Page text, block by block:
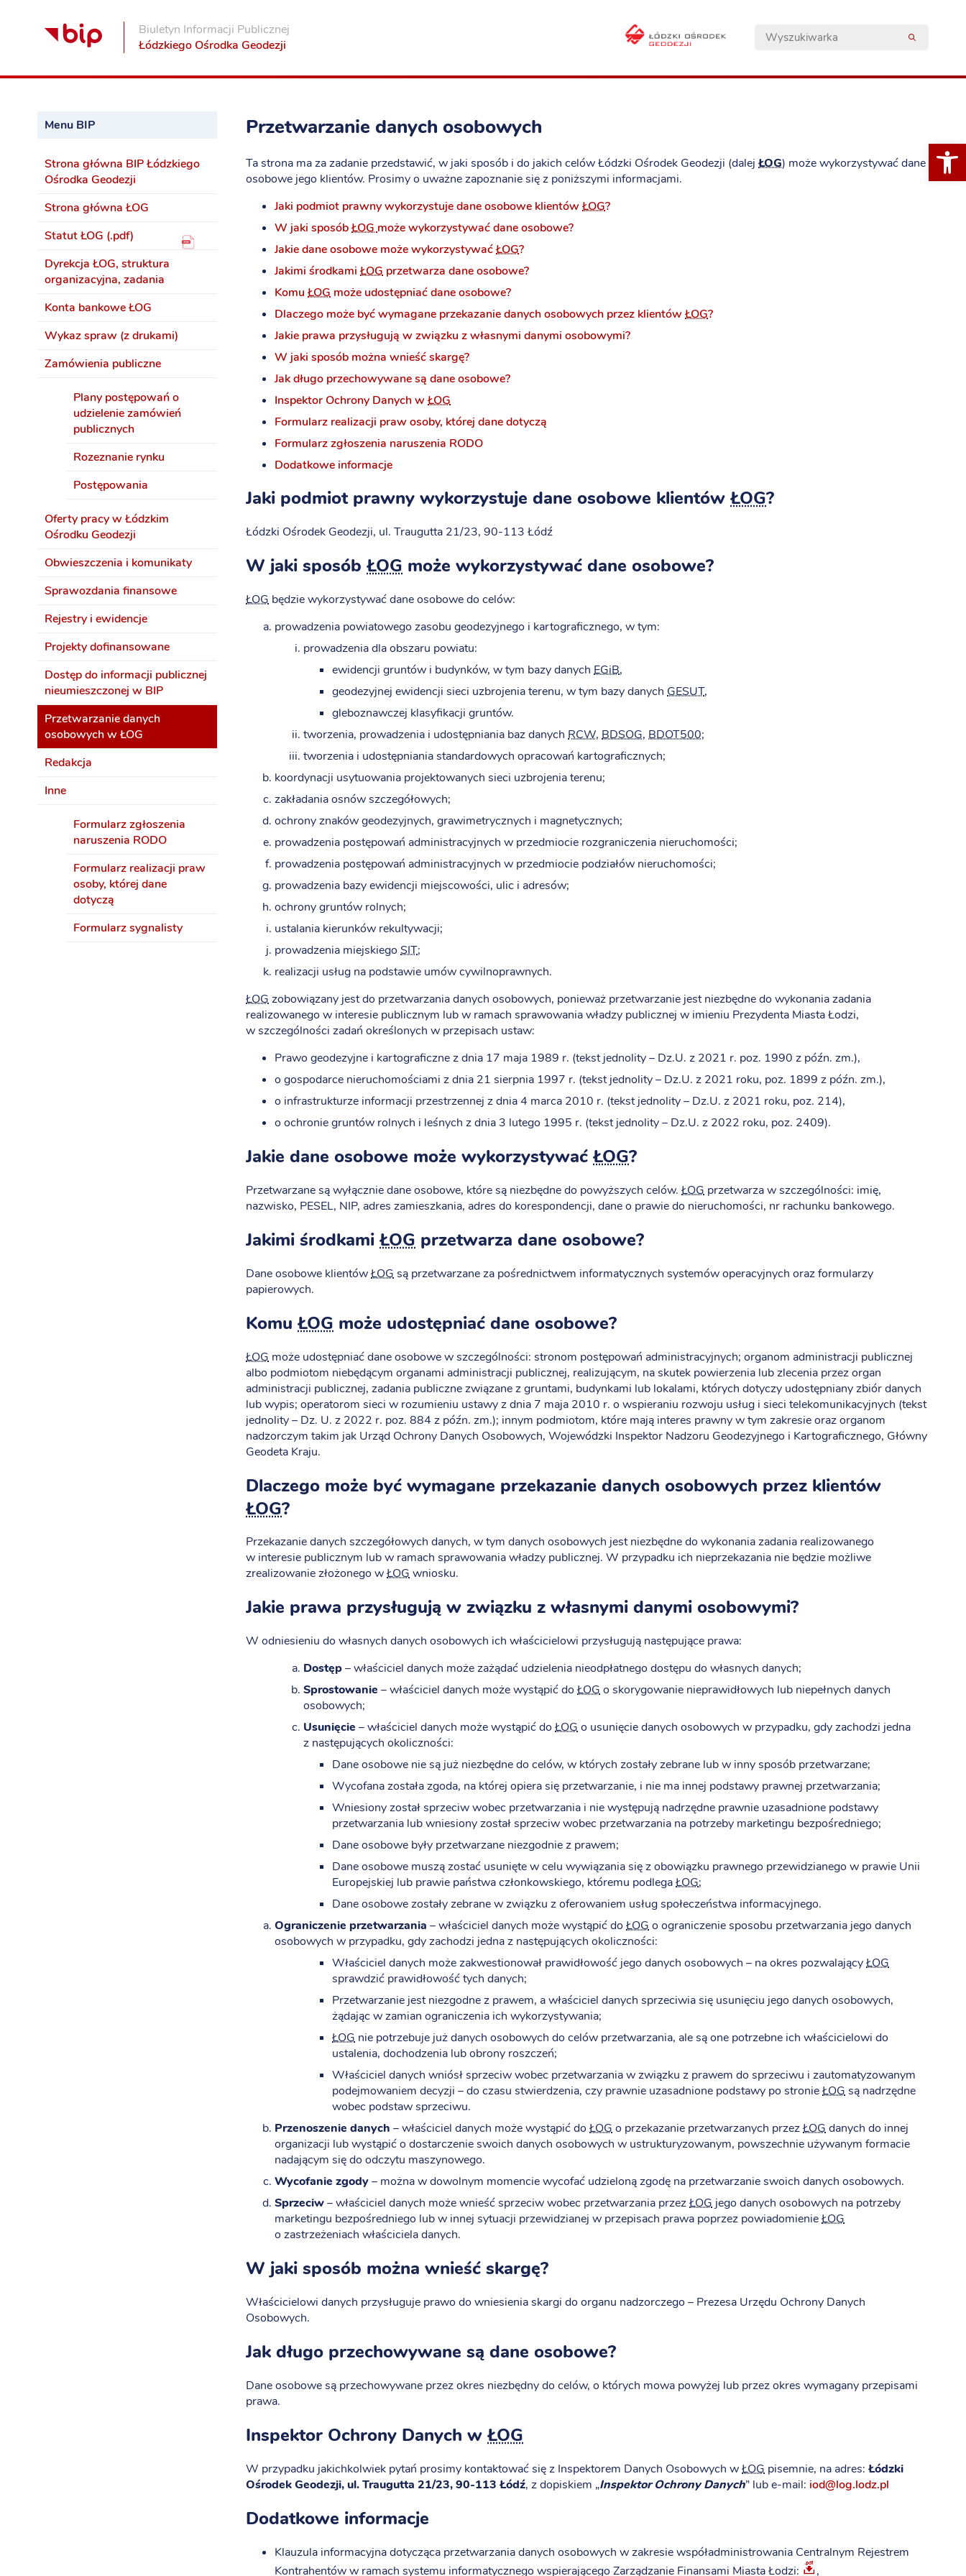
Biuletyn Informacji Publicznej
Łódzkiego Ośrodka Geodezji
Menu BIP
Strona główna BIP Łódzkiego
Ośrodka Geodezji
Strona główna ŁOG
Statut ŁOG (.pdf)
Dyrekcja ŁOG, struktura
organizacyjna, zadania
Konta bankowe ŁOG
Wykaz spraw (z drukami)
Zamówienia publiczne
Plany postępowań o
udzielenie zamówień
publicznych
Rozeznanie rynku
Postępowania
Oferty pracy w Łódzkim
Ośrodku Geodezji
Obwieszczenia i komunikaty
Sprawozdania finansowe
Rejestry i ewidencje
Projekty dofinansowane
Dostęp do informacji publicznej
nieumieszczonej w BIP
Przetwarzanie danych
osobowych w ŁOG
Redakcja
Inne
Formularz zgłoszenia
naruszenia RODO
Formularz realizacji praw
osoby, której dane
dotyczą
Formularz sygnalisty
Przetwarzanie danych osobowych
Ta strona ma za zadanie przedstawić, w jaki sposób i do jakich celów Łódzki Ośrodek Geodezji (dalej ŁOG) może wykorzystywać dane
osobowe jego klientów. Prosimy o uważne zapoznanie się z poniższymi informacjami.
Jaki podmiot prawny wykorzystuje dane osobowe klientów ŁOG?
W jaki sposóbŁOGmoże wykorzystywać dane osobowe?
Jakie dane osobowe może wykorzystywaćŁOG?
Jakimi środkami ŁOG przetwarza dane osobowe?
Komu ŁOG może udostępniać dane osobowe?
Dlaczego może być wymagane przekazanie danych osobowych przez klientów ŁOG?
Jakie prawa przysługują w związku z własnymi danymi osobowymi?
W jaki sposób można wnieść skargę?
Jak długo przechowywane są dane osobowe?
Inspektor Ochrony Danych w ŁOG
Formularz realizacji praw osoby, której dane dotyczą
Formularz zgłoszenia naruszenia RODO
Dodatkowe informacje
Jaki podmiot prawny wykorzystuje dane osobowe klientów ŁOG?
Łódzki Ośrodek Geodezji, ul. Traugutta 21/23, 90-113 Łódź
W jaki sposób ŁOG może wykorzystywać dane osobowe?
ŁOG będzie wykorzystywać dane osobowe do celów:
prowadzenia powiatowego zasobu geodezyjnego i kartograficznego, w tym:
prowadzenia dla obszaru powiatu:
ewidencji gruntów i budynków, w tym bazy danych EGiB,
geodezyjnej ewidencji sieci uzbrojenia terenu, w tym bazy danych GESUT,
gleboznawczej klasyfikacji gruntów.
tworzenia, prowadzenia i udostępniania baz danych RCW, BDSOG, BDOT500;
tworzenia i udostępniania standardowych opracowań kartograficznych;
koordynacji usytuowania projektowanych sieci uzbrojenia terenu;
zakładania osnów szczegółowych;
ochrony znaków geodezyjnych, grawimetrycznych i magnetycznych;
prowadzenia postępowań administracyjnych w przedmiocie rozgraniczenia nieruchomości;
prowadzenia postępowań administracyjnych w przedmiocie podziałów nieruchomości;
prowadzenia bazy ewidencji miejscowości, ulic i adresów;
ochrony gruntów rolnych;
ustalania kierunków rekultywacji;
prowadzenia miejskiego SIT;
realizacji usług na podstawie umów cywilnoprawnych.
ŁOGzobowiązany jest do przetwarzania danych osobowych, ponieważ przetwarzanie jest niezbędne do wykonania zadania
realizowanego w interesie publicznym lub w ramach sprawowania władzy publicznej w imieniu Prezydenta Miasta Łodzi,
w szczególności zadań określonych w przepisach ustaw:
Prawo geodezyjne i kartograficzne z dnia 17 maja 1989 r. (tekst jednolity – Dz.U. z 2021 r. poz. 1990 z późn. zm.),
o gospodarce nieruchomościami z dnia 21 sierpnia 1997 r. (tekst jednolity – Dz.U. z 2021 roku, poz. 1899 z późn. zm.),
o infrastrukturze informacji przestrzennej z dnia 4 marca 2010 r. (tekst jednolity – Dz.U. z 2021 roku, poz. 214),
o ochronie gruntów rolnych i leśnych z dnia 3 lutego 1995 r. (tekst jednolity – Dz.U. z 2022 roku, poz. 2409).
Jakie dane osobowe może wykorzystywać ŁOG?
Przetwarzane są wyłącznie dane osobowe, które są niezbędne do powyższych celów. ŁOG przetwarza w szczególności: imię,
nazwisko, PESEL, NIP, adres zamieszkania, adres do korespondencji, dane o prawie do nieruchomości, nr rachunku bankowego.
Jakimi środkami ŁOG przetwarza dane osobowe?
Dane osobowe klientówŁOGsą przetwarzane za pośrednictwem informatycznych systemów operacyjnych oraz formularzy
papierowych.
Komu ŁOG może udostępniać dane osobowe?
ŁOG może udostępniać dane osobowe w szczególności: stronom postępowań administracyjnych; organom administracji publicznej
albo podmiotom niebędącym organami administracji publicznej, realizującym, na skutek powierzenia lub zlecenia przez organ
administracji publicznej, zadania publiczne związane z gruntami, budynkami lub lokalami, których dotyczy udostępniany zbiór danych
lub wypis; operatorom sieci w rozumieniu ustawy z dnia 7 maja 2010 r. o wspieraniu rozwoju usług i sieci telekomunikacyjnych (tekst
jednolity – Dz. U. z 2022 r. poz. 884 z późn. zm.); innym podmiotom, które mają interes prawny w tym zakresie oraz organom
nadzorczym takim jak Urząd Ochrony Danych Osobowych, Wojewódzki Inspektor Nadzoru Geodezyjnego i Kartograficznego, Główny
Geodeta Kraju.
Dlaczego może być wymagane przekazanie danych osobowych przez klientów
ŁOG?
Przekazanie danych szczegółowych danych, w tym danych osobowych jest niezbędne do wykonania zadania realizowanego
w interesie publicznym lub w ramach sprawowania władzy publicznej. W przypadku ich nieprzekazania nie będzie możliwe
zrealizowanie złożonego wŁOGwniosku.
Jakie prawa przysługują w związku z własnymi danymi osobowymi?
W odniesieniu do własnych danych osobowych ich właścicielowi przysługują następujące prawa:
Dostęp– właściciel danych może zażądać udzielenia nieodpłatnego dostępu do własnych danych;
Sprostowanie – właściciel danych może wystąpić do ŁOGo skorygowanie nieprawidłowych lub niepełnych danych
osobowych;
Usunięcie – właściciel danych może wystąpić do ŁOGo usunięcie danych osobowych w przypadku, gdy zachodzi jedna
z następujących okoliczności:
Dane osobowe nie są już niezbędne do celów, w których zostały zebrane lub w inny sposób przetwarzane;
Wycofana została zgoda, na której opiera się przetwarzanie, i nie ma innej podstawy prawnej przetwarzania;
Wniesiony został sprzeciw wobec przetwarzania i nie występują nadrzędne prawnie uzasadnione podstawy
przetwarzania lub wniesiony został sprzeciw wobec przetwarzania na potrzeby marketingu bezpośredniego;
Dane osobowe były przetwarzane niezgodnie z prawem;
Dane osobowe muszą zostać usunięte w celu wywiązania się z obowiązku prawnego przewidzianego w prawie Unii
Europejskiej lub prawie państwa członkowskiego, któremu podlegaŁOG;
Dane osobowe zostały zebrane w związku z oferowaniem usług społeczeństwa informacyjnego.
Ograniczenie przetwarzania – właściciel danych może wystąpić do ŁOGo ograniczenie sposobu przetwarzania jego danych
osobowych w przypadku, gdy zachodzi jedna z następujących okoliczności:
Właściciel danych może zakwestionował prawidłowość jego danych osobowych – na okres pozwalającyŁOG
sprawdzić prawidłowość tych danych;
Przetwarzanie jest niezgodne z prawem, a właściciel danych sprzeciwia się usunięciu jego danych osobowych,
żądając w zamian ograniczenia ich wykorzystywania;
ŁOG nie potrzebuje już danych osobowych do celów przetwarzania, ale są one potrzebne ich właścicielowi do
ustalenia, dochodzenia lub obrony roszczeń;
Właściciel danych wniósł sprzeciw wobec przetwarzania w związku z prawem do sprzeciwu i zautomatyzowanym
podejmowaniem decyzji – do czasu stwierdzenia, czy prawnie uzasadnione podstawy po stronieŁOGsą nadrzędne
wobec podstaw sprzeciwu.
Przenoszenie danych – właściciel danych może wystąpić do ŁOGo przekazanie przetwarzanych przezŁOGdanych do innej
organizacji lub wystąpić o dostarczenie swoich danych osobowych w ustrukturyzowanym, powszechnie używanym formacie
nadającym się do odczytu maszynowego.
Wycofanie zgody– można w dowolnym momencie wycofać udzieloną zgodę na przetwarzanie swoich danych osobowych.
Sprzeciw– właściciel danych może wnieść sprzeciw wobec przetwarzania przezŁOG jego danych osobowych na potrzeby
marketingu bezpośredniego lub w innej sytuacji przewidzianej w przepisach prawa poprzez powiadomienieŁOG
o zastrzeżeniach właściciela danych.
W jaki sposób można wnieść skargę?
Właścicielowi danych przysługuje prawo do wniesienia skargi do organu nadzorczego – Prezesa Urzędu Ochrony Danych
Osobowych.
Jak długo przechowywane są dane osobowe?
Dane osobowe są przechowywane przez okres niezbędny do celów, o których mowa powyżej lub przez okres wymagany przepisami
prawa.
Inspektor Ochrony Danych w ŁOG
W przypadku jakichkolwiek pytań prosimy kontaktować się z Inspektorem Danych Osobowych wŁOG pisemnie, na adres: Łódzki
Ośrodek Geodezji, ul. Traugutta 21/23, 90-113 Łódź, z dopiskiem „Inspektor Ochrony Danych” lub e-mail: iod@log.lodz.pl
Dodatkowe informacje
Klauzula informacyjna dotycząca przetwarzania danych osobowych w zakresie współadministrowania Centralnym Rejestrem
Kontrahentów w ramach systemu informatycznego wspierającego Zarządzanie Finansami Miasta Łodzi:
,